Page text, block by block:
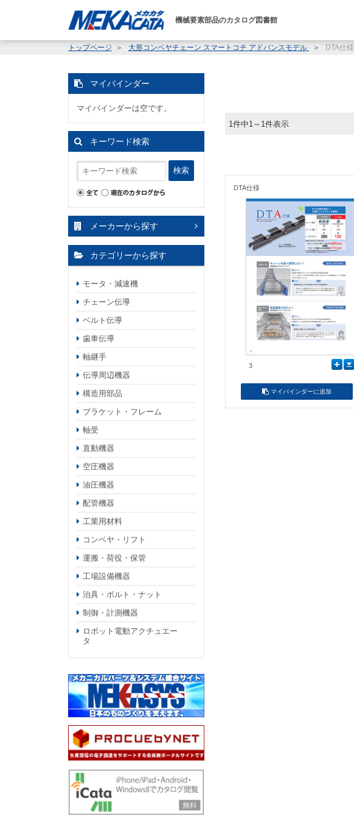
機械要素部品のカタログ図書館
トップページ 大形コンベヤチェーン スマートコチ アドバンスモデル DTA仕様
1件中1～1件表示
DTA仕様
3
マイバインダーに追加
マイバインダー
マイバインダーは空です。
キーワード検索
検索
メーカーから探す
カテゴリーから探す
モータ・減速機
チェーン伝導
ベルト伝導
歯車伝導
軸継手
伝導周辺機器
構造用部品
ブラケット・フレーム
軸受
直動機器
空圧機器
油圧機器
配管機器
工業用材料
コンベヤ・リフト
運搬・荷役・保管
工場設備機器
治具・ボルト・ナット
制御・計測機器
ロボット電動アクチュエー
タ